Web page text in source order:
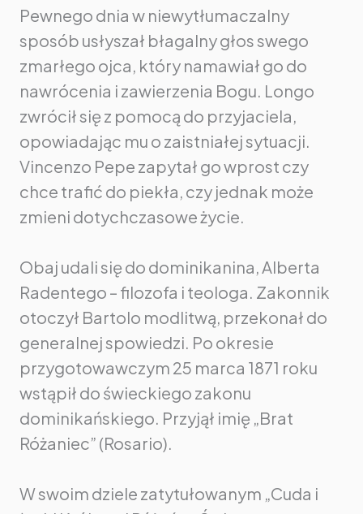
Pewnego dnia w niewytłumaczalny
sposób usłyszał błagalny głos swego
zmarłego ojca, który namawiał go do
nawrócenia i zawierzenia Bogu. Longo
zwrócił się z pomocą do przyjaciela,
opowiadając mu o zaistniałej sytuacji.
Vincenzo Pepe zapytał go wprost czy
chce trafić do piekła, czy jednak może
zmieni dotychczasowe życie.
Obaj udali się do dominikanina, Alberta
Radentego – filozofa i teologa. Zakonnik
otoczył Bartolo modlitwą, przekonał do
generalnej spowiedzi. Po okresie
przygotowawczym 25 marca 1871 roku
wstąpił do świeckiego zakonu
dominikańskiego. Przyjął imię „Brat
Różaniec” (Rosario).
W swoim dziele zatytułowanym „Cuda i